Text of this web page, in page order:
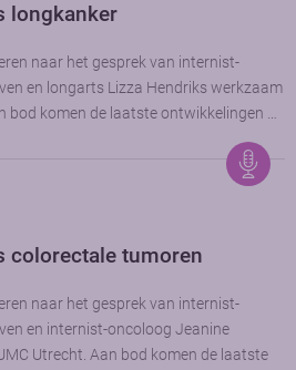
longkanker
naar het gesprek van internist-
en longarts Lizza Hendriks werkzaam
bod komen de laatste ontwikkelingen …
colorectale tumoren
naar het gesprek van internist-
en internist-oncoloog Jeanine
Utrecht. Aan bod komen de laatste